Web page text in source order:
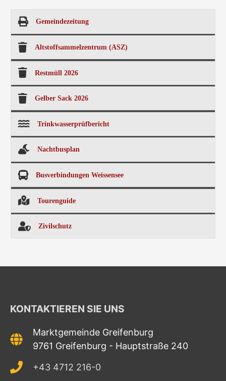
Gemeindezeitung
Altstoffsammelzentrum (ASZ)
Restmüll 2026
Gelber Sack 2026
Trinkwasserprüfbericht
Nachtbusplan
Busverbindungen Weissensee
Tourenguide
Zivilschutz
KONTAKTIEREN SIE UNS
Marktgemeinde Greifenburg
9761 Greifenburg - Hauptstraße 240
+43 4712 216-0